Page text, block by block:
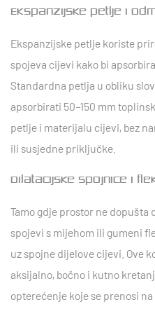
Ekspanzijske petlje i
Ekspanzijske petlje koriste
spojeva cijevi kako bi
Standardna petlja u obliku
apsorbirati 50–150 mm
petlje i materijalu cijevi, bez
ili susjedne priključke.
Dilatacijske spojnice i
Tamo gdje prostor ne
spojevi s mijehom ili gumeni
uz spojne dijelove cijevi. Ove
aksijalno, bočno i kutno
opterećenje koje se prenosi